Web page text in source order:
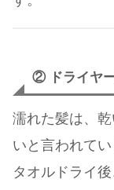
② ドライヤ
濡れた髪は、
いと言われてい
タオルドライ